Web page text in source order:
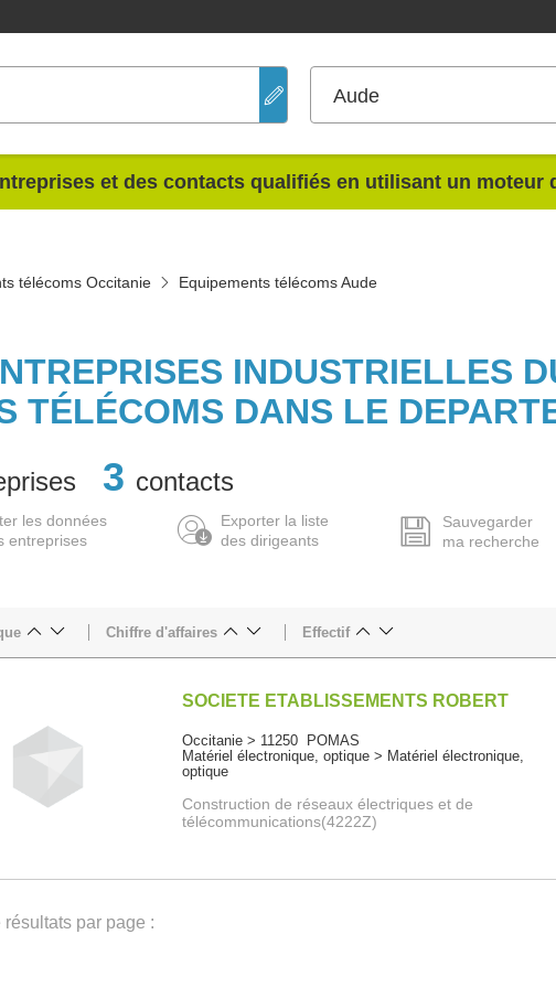
Aude
et des contacts qualifiés en utilisant un
télécoms Occitanie Equipements télécoms Aude
INDUSTRIELLES
TÉLÉCOMS DANS LE
3 contacts
les données
entreprises
Exporter la liste
des dirigeants
Sauvegarder
ma recherche
Chiffre d'affaires Effectif
SOCIETE ETABLISSEMENTS ROBERT
Occitanie > 11250 POMAS
Matériel électronique, optique > Matériel électronique,
optique
Construction de réseaux électriques et de
télécommunications(4222Z)
résultats par page :